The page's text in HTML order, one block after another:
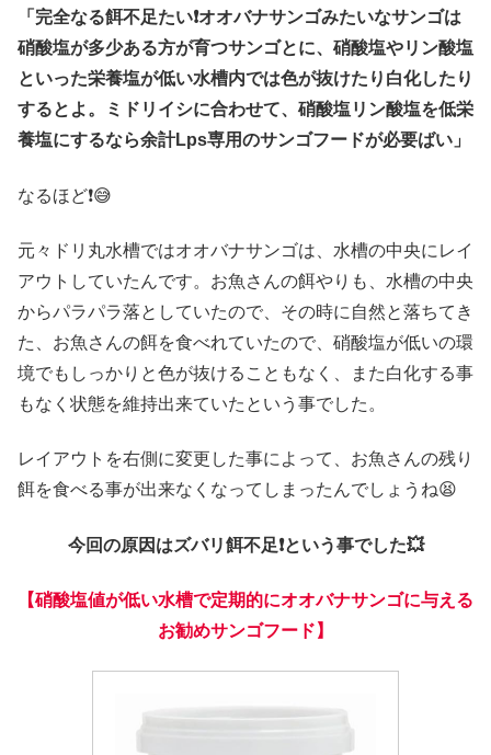
「完全なる餌不足たい❗オオバナサンゴみたいなサンゴは
硝酸塩が多少ある方が育つサンゴとに、硝酸塩やリン酸塩
といった栄養塩が低い水槽内では色が抜けたり白化したり
するとよ。ミドリイシに合わせて、硝酸塩リン酸塩を低栄
養塩にするなら余計Lps専用のサンゴフードが必要ばい」
なるほど❗😅
元々ドリ丸水槽ではオオバナサンゴは、水槽の中央にレイ
アウトしていたんです。お魚さんの餌やりも、水槽の中央
からパラパラ落としていたので、その時に自然と落ちてき
た、お魚さんの餌を食べれていたので、硝酸塩が低いの環
境でもしっかりと色が抜けることもなく、また白化する事
もなく状態を維持出来ていたという事でした。
レイアウトを右側に変更した事によって、お魚さんの残り
餌を食べる事が出来なくなってしまったんでしょうね😫
今回の原因はズバリ餌不足❗という事でした💥
【硝酸塩値が低い水槽で定期的にオオバナサンゴに与える
お勧めサンゴフード】